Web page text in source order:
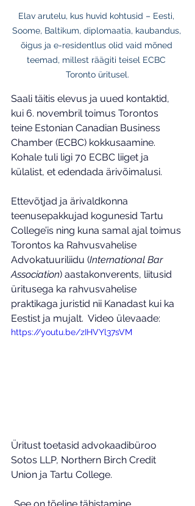
Elav arutelu, kus huvid kohtusid – Eesti,
Soome, Baltikum, diplomaatia, kaubandus,
õigus ja e-residentlus olid vaid mõned
teemad, millest räägiti teisel ECBC
Toronto üritusel.
Saali täitis elevus ja uued kontaktid,
kui 6. novembril toimus Torontos
teine Estonian Canadian Business
Chamber (ECBC) kokkusaamine.
Kohale tuli ligi 70 ECBC liiget ja
külalist, et edendada ärivõimalusi.
Ettevõtjad ja ärivaldkonna
teenusepakkujad kogunesid Tartu
College’is ning kuna samal ajal toimus
Torontos ka Rahvusvahelise
Advokatuuriliidu (International Bar
Association) aastakonverents, liitusid
üritusega ka rahvusvahelise
praktikaga juristid nii Kanadast kui ka
Eestist ja mujalt.  Video ülevaade:
https://youtu.be/zIHVYl37sVM
Üritust toetasid advokaadibüroo
Sotos LLP, Northern Birch Credit
Union ja Tartu College.
„See on tõeline tähistamine